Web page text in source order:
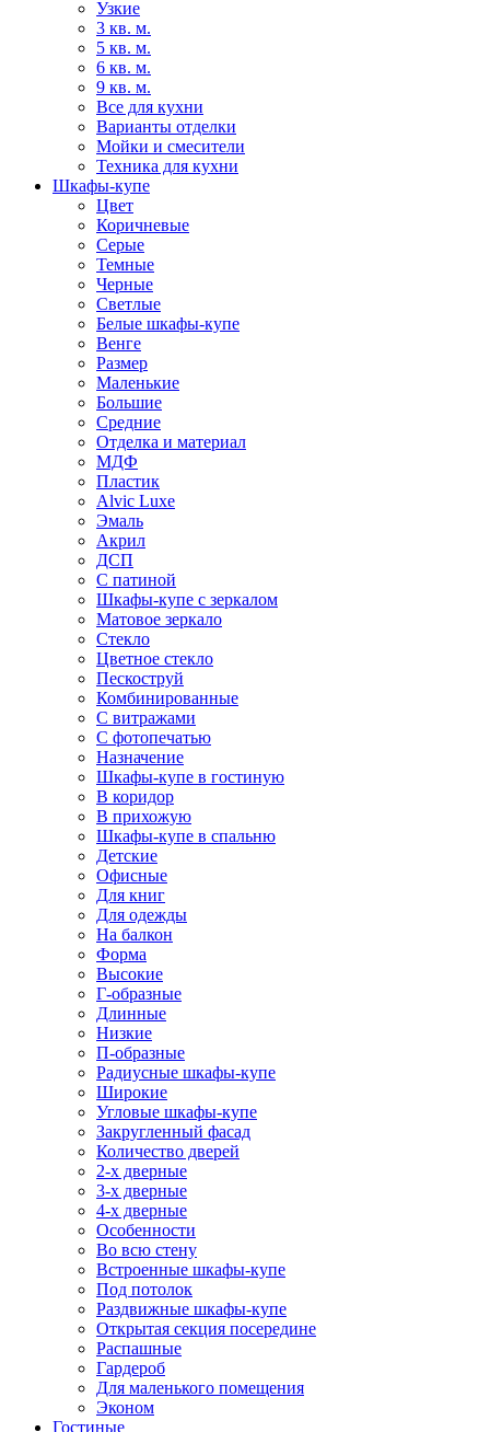
Узкие
3 кв. м.
5 кв. м.
6 кв. м.
9 кв. м.
Все для кухни
Варианты отделки
Мойки и смесители
Техника для кухни
Шкафы-купе
Цвет
Коричневые
Серые
Темные
Черные
Светлые
Белые шкафы-купе
Венге
Размер
Маленькие
Большие
Средние
Отделка и материал
МДФ
Пластик
Alvic Luxe
Эмаль
Акрил
ДСП
С патиной
Шкафы-купе с зеркалом
Матовое зеркало
Стекло
Цветное стекло
Пескоструй
Комбинированные
С витражами
С фотопечатью
Назначение
Шкафы-купе в гостиную
В коридор
В прихожую
Шкафы-купе в спальню
Детские
Офисные
Для книг
Для одежды
На балкон
Форма
Высокие
Г-образные
Длинные
Низкие
П-образные
Радиусные шкафы-купе
Широкие
Угловые шкафы-купе
Закругленный фасад
Количество дверей
2-х дверные
3-х дверные
4-х дверные
Особенности
Во всю стену
Встроенные шкафы-купе
Под потолок
Раздвижные шкафы-купе
Открытая секция посередине
Распашные
Гардероб
Для маленького помещения
Эконом
Гостиные